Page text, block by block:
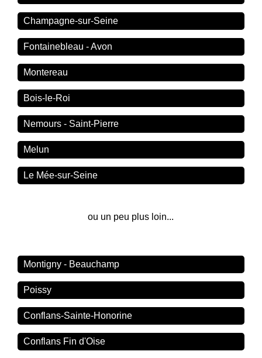
Champagne-sur-Seine
Fontainebleau - Avon
Montereau
Bois-le-Roi
Nemours - Saint-Pierre
Melun
Le Mée-sur-Seine
ou un peu plus loin...
Montigny - Beauchamp
Poissy
Conflans-Sainte-Honorine
Conflans Fin d'Oise